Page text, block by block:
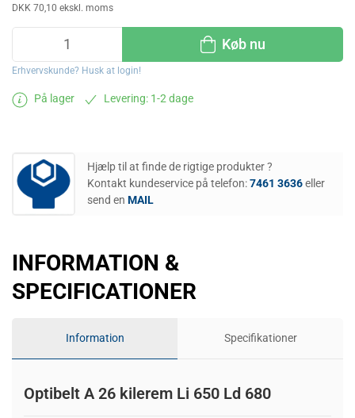
DKK 70,10 ekskl. moms
Køb nu
Erhvervskunde? Husk at login!
På lager Levering: 1-2 dage
Hjælp til at finde de rigtige produkter ?
Kontakt kundeservice på telefon:7461 3636eller
send en MAIL
INFORMATION &
SPECIFICATIONER
Information Specifikationer
Optibelt A 26 kilerem Li 650 Ld 680